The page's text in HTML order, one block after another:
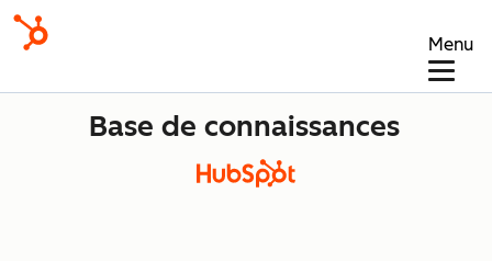
Menu
Base de connaissances